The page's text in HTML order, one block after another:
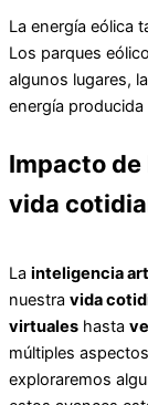
La energía eólica
Los parques
algunos lugares,
energía
Impacto
vida
La inteligencia
nuestra vida
virtuales hasta
múltiples
exploraremos